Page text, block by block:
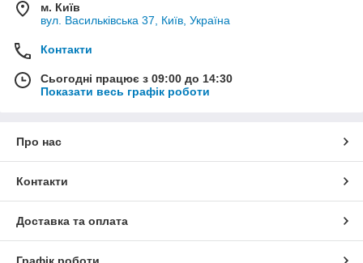
м. Київ
вул. Васильківська 37, Київ, Україна
Контакти
Сьогодні працює з 09:00 до 14:30
Показати весь графік роботи
Про нас
Контакти
Доставка та оплата